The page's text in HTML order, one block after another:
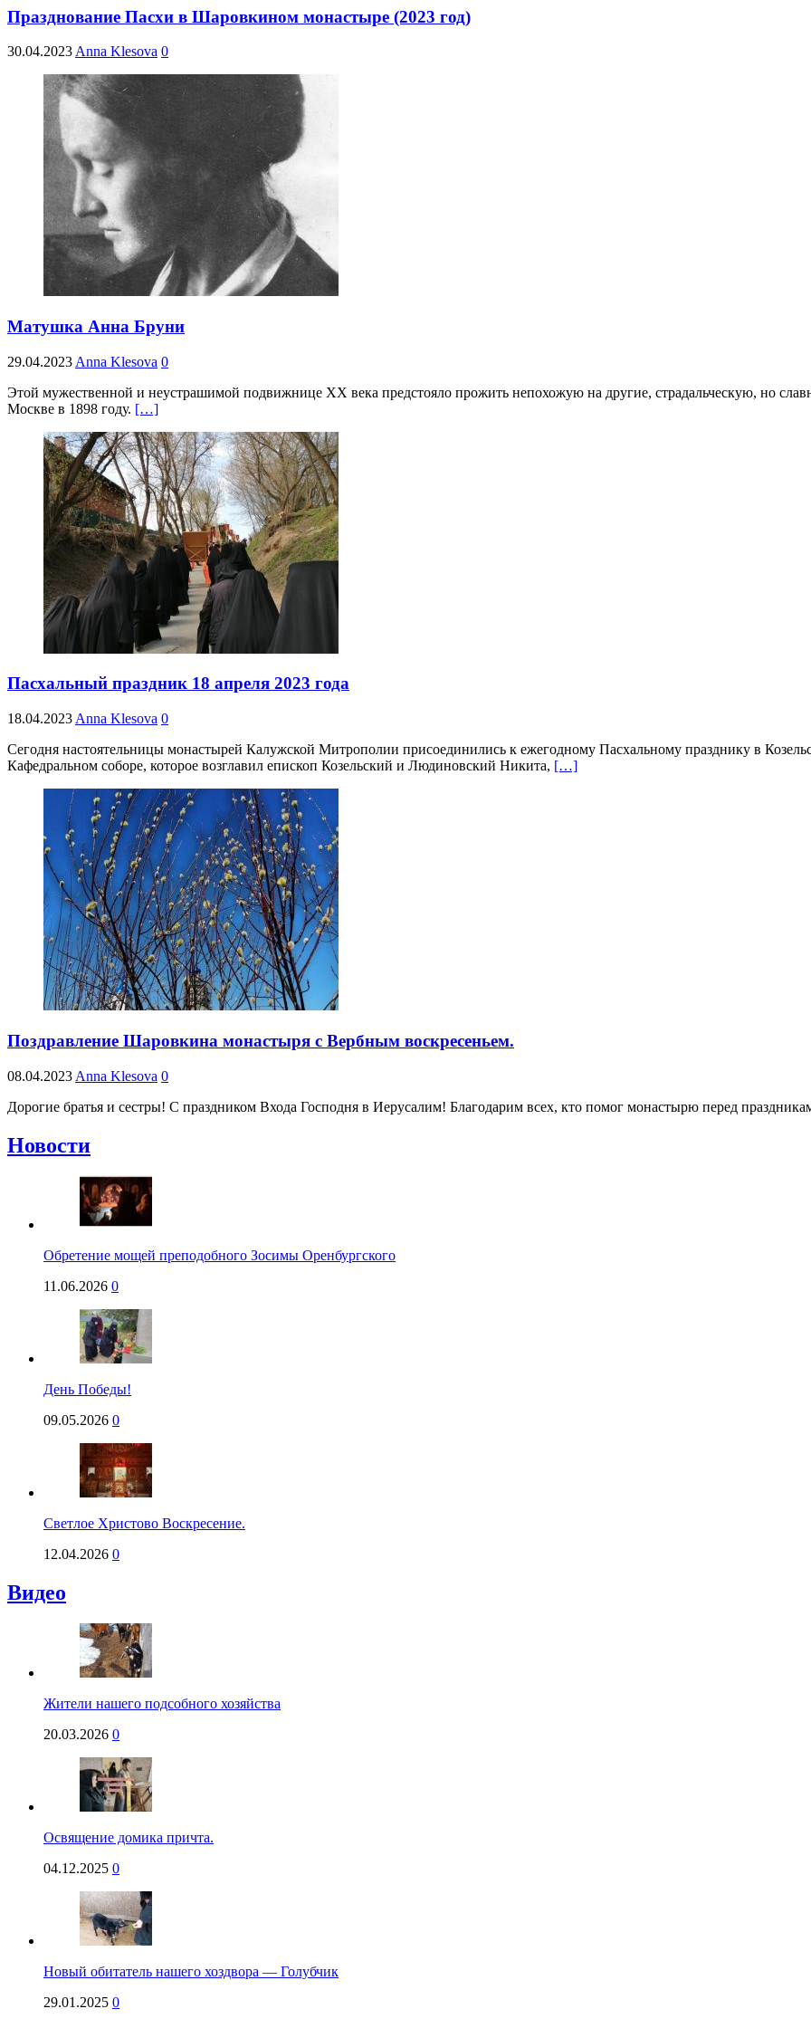
Празднование Пасхи в Шаровкином монастыре (2023 год)
30.04.2023 Anna Klesova 0
Матушка Анна Бруни
29.04.2023 Anna Klesova 0
Этой мужественной и неустрашимой подвижнице ХХ века предстояло прожить непохожую на другие, страдальческую, но
Москве в 1898 году. […]
Пасхальный праздник 18 апреля 2023 года
18.04.2023 Anna Klesova 0
Сегодня настоятельницы монастырей Калужской Митрополии присоединились к ежегодному Пасхальному празднику в
Кафедральном соборе, которое возглавил епископ Козельский и Людиновский Никита, […]
Поздравление Шаровкина монастыря с Вербным воскресеньем.
08.04.2023 Anna Klesova 0
Дорогие братья и сестры! С праздником Входа Господня в Иерусалим! Благодарим всех, кто помог монастырю перед
Новости
Обретение мощей преподобного Зосимы Оренбургского
11.06.2026 0
День Победы!
09.05.2026 0
Светлое Христово Воскресение.
12.04.2026 0
Видео
Жители нашего подсобного хозяйства
20.03.2026 0
Освящение домика причта.
04.12.2025 0
Новый обитатель нашего хоздвора — Голубчик
29.01.2025 0